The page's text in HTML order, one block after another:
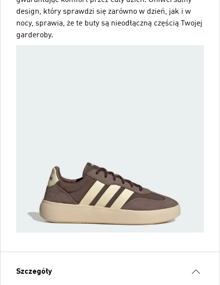
design, który sprawdzi się zarówno w dzień, jak i w
nocy, sprawia, że te buty są nieodłączną częścią Twojej
garderoby.
Szczegóły